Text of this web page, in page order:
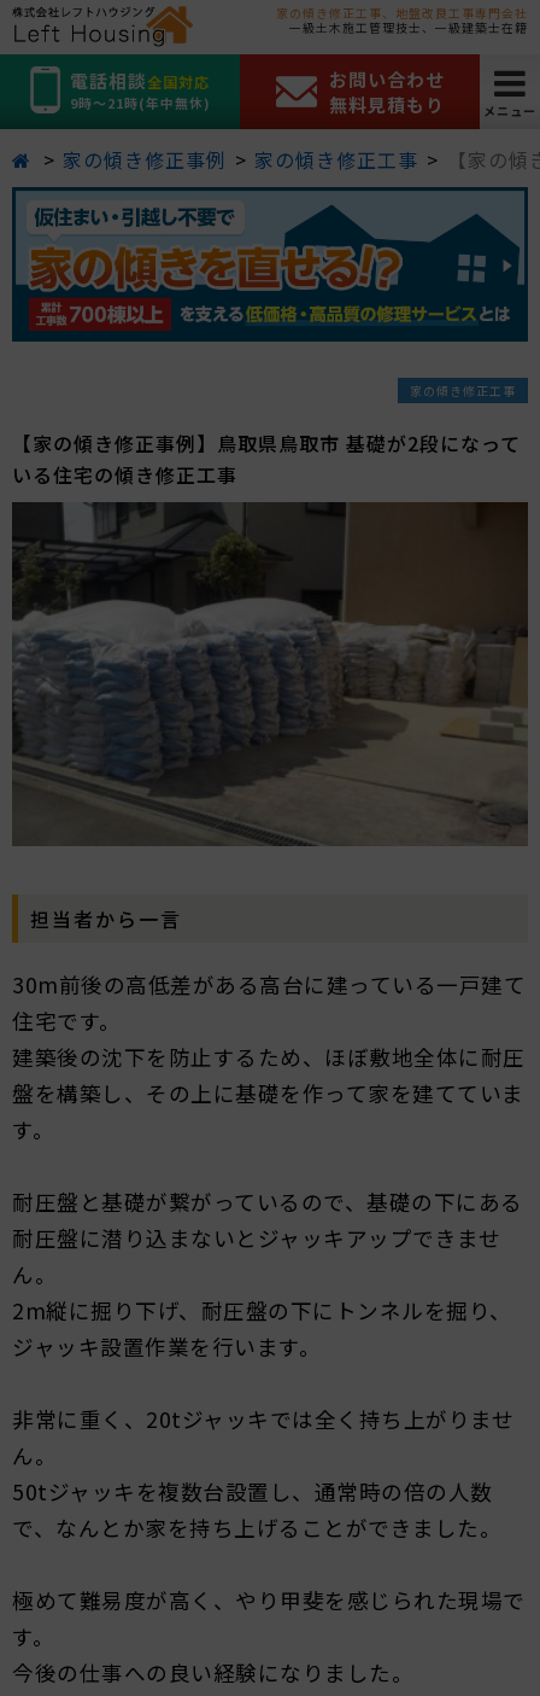
家の傾き修正工事、地盤改良工事専門会社
一級土木施工管理技士、一級建築士在籍
電話相談全国対応
9時～21時(年中無休)
お問い合わせ
無料見積もり
メニュー
家の傾き修正事例 家の傾き修正工事 【家の
家の傾き修正工事
【家の傾き修正事例】鳥取県鳥取市 基礎が2段になって
いる住宅の傾き修正工事
担当者から一言
30m前後の高低差がある高台に建っている一戸建て
住宅です。
建築後の沈下を防止するため、ほぼ敷地全体に耐圧
盤を構築し、その上に基礎を作って家を建てていま
す。
耐圧盤と基礎が繋がっているので、基礎の下にある
耐圧盤に潜り込まないとジャッキアップできませ
ん。
2m縦に掘り下げ、耐圧盤の下にトンネルを掘り、
ジャッキ設置作業を行います。
非常に重く、20tジャッキでは全く持ち上がりませ
ん。
50tジャッキを複数台設置し、通常時の倍の人数
で、なんとか家を持ち上げることができました。
極めて難易度が高く、やり甲斐を感じられた現場で
す。
今後の仕事への良い経験になりました。